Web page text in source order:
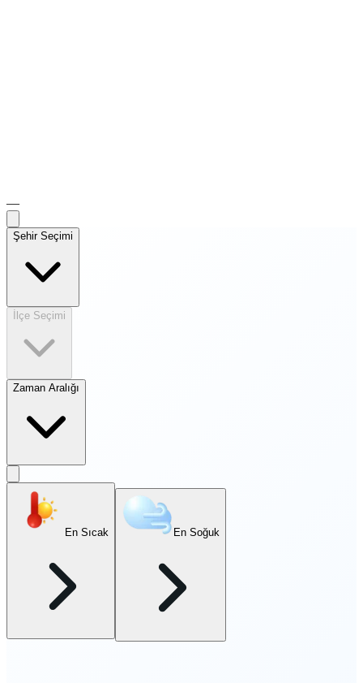
—
Şehir Seçimi
İlçe Seçimi
Zaman Aralığı
En Sıcak En Soğuk